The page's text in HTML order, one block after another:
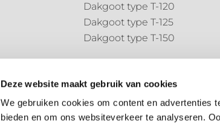
Deze website maakt gebruik van cookies
We gebruiken cookies om content en advertenties
bieden en om ons websiteverkeer te analyseren.
Dakgoot type T-120
Dakgoot type T-125
Dakgoot type T-150
Regenpijp type N-70
Regenpijp type N-85